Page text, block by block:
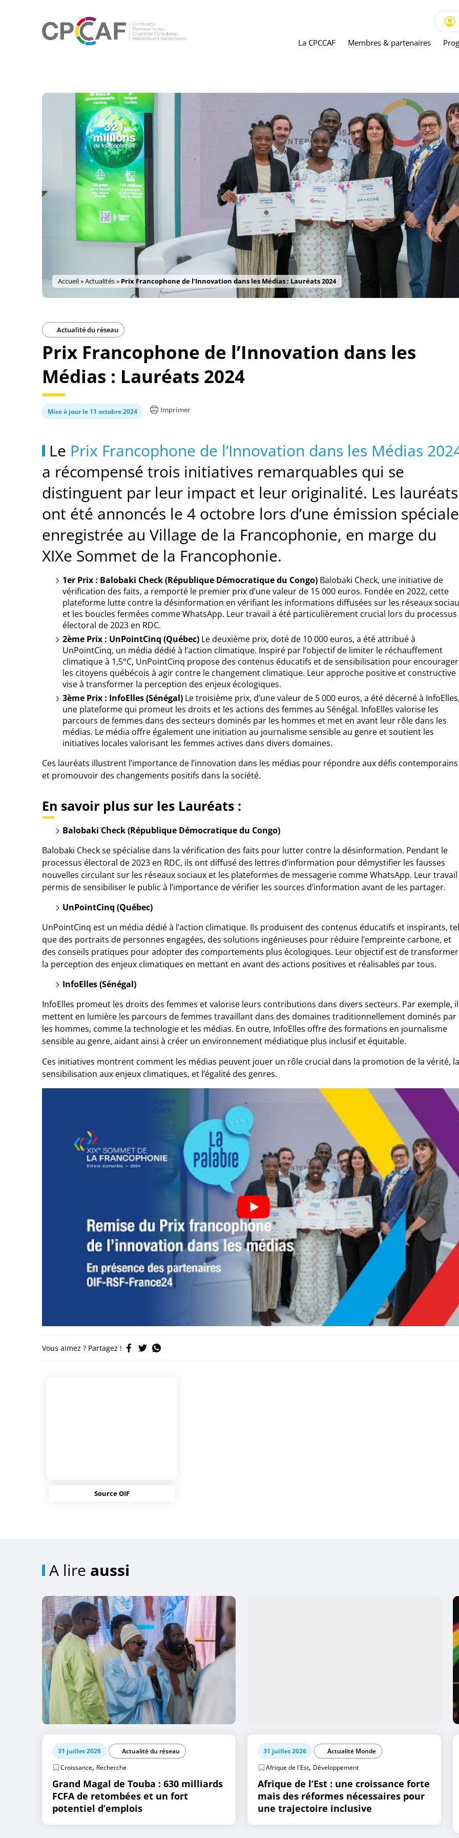
La CPCCAF Membres & partenaires
Accueil»Actualités» Prix Francophone de l’Innovation dans les Médias : Lauréats 2024
Actualité du réseau
Prix Francophone de l’Innovation dans les
Médias : Lauréats 2024
Mise à jour le 11 octobre 2024 Imprimer
Le Prix Francophone de l’Innovation dans les Médias
a récompensé trois initiatives remarquables qui se
distinguent par leur impact et leur originalité. Les lauréats
ont été annoncés le 4 octobre lors d’une émission spéciale
enregistrée au Village de la Francophonie, en marge du
XIXe Sommet de la Francophonie.
1er Prix : Balobaki Check (République Démocratique du Congo) Balobaki Check, une initiative de
vérification des faits, a remporté le premier prix d’une valeur de 15 000 euros. Fondée en 2022, cette
plateforme lutte contre la désinformation en vérifiant les informations diffusées sur les réseaux
et les boucles fermées comme WhatsApp. Leur travail a été particulièrement crucial lors du processus
électoral de 2023 en RDC.
2ème Prix : UnPointCinq (Québec) Le deuxième prix, doté de 10 000 euros, a été attribué à
UnPointCinq, un média dédié à l’action climatique. Inspiré par l’objectif de limiter le réchauffement
climatique à 1,5°C, UnPointCinq propose des contenus éducatifs et de sensibilisation pour encourager
les citoyens québécois à agir contre le changement climatique. Leur approche positive et constructive
vise à transformer la perception des enjeux écologiques.
3ème Prix : InfoElles (Sénégal) Le troisième prix, d’une valeur de 5 000 euros, a été décerné à
une plateforme qui promeut les droits et les actions des femmes au Sénégal. InfoElles valorise les
parcours de femmes dans des secteurs dominés par les hommes et met en avant leur rôle dans les
médias. Le média offre également une initiation au journalisme sensible au genre et soutient les
initiatives locales valorisant les femmes actives dans divers domaines.
Ces lauréats illustrent l’importance de l’innovation dans les médias pour répondre aux défis contemporains
et promouvoir des changements positifs dans la société.
En savoir plus sur les Lauréats :
Balobaki Check (République Démocratique du Congo)
Balobaki Check se spécialise dans la vérification des faits pour lutter contre la désinformation. Pendant le
processus électoral de 2023 en RDC, ils ont diffusé des lettres d’information pour démystifier les fausses
nouvelles circulant sur les réseaux sociaux et les plateformes de messagerie comme WhatsApp. Leur travail
permis de sensibiliser le public à l’importance de vérifier les sources d’information avant de les partager.
UnPointCinq (Québec)
UnPointCinq est un média dédié à l’action climatique. Ils produisent des contenus éducatifs et inspirants,
que des portraits de personnes engagées, des solutions ingénieuses pour réduire l’empreinte carbone, et
des conseils pratiques pour adopter des comportements plus écologiques. Leur objectif est de transformer
la perception des enjeux climatiques en mettant en avant des actions positives et réalisables par tous.
InfoElles (Sénégal)
InfoElles promeut les droits des femmes et valorise leurs contributions dans divers secteurs. Par exemple,
mettent en lumière les parcours de femmes travaillant dans des domaines traditionnellement dominés par
les hommes, comme la technologie et les médias. En outre, InfoElles offre des formations en journalisme
sensible au genre, aidant ainsi à créer un environnement médiatique plus inclusif et équitable.
Ces initiatives montrent comment les médias peuvent jouer un rôle crucial dans la promotion de la vérité, la
sensibilisation aux enjeux climatiques, et l’égalité des genres.
Vous aimez ? Partagez !
Source OIF
A lire aussi
31 juillet 2026
Actualité du réseau
Croissance, Recherche
Grand Magal de Touba : 630 milliards
FCFA de retombées et un fort
potentiel d’emplois
31 juillet 2026
Actualité Monde
Afrique de l'Est, Développement
Afrique de l’Est : une croissance forte
mais des réformes nécessaires pour
une trajectoire inclusive